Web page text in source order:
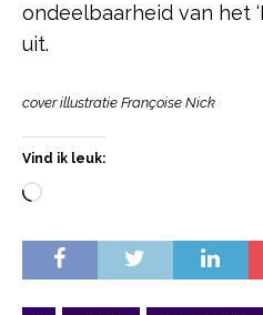
ondeelbaarheid van het
uit.
cover illustratie Françoise Nick
Vind ik leuk: